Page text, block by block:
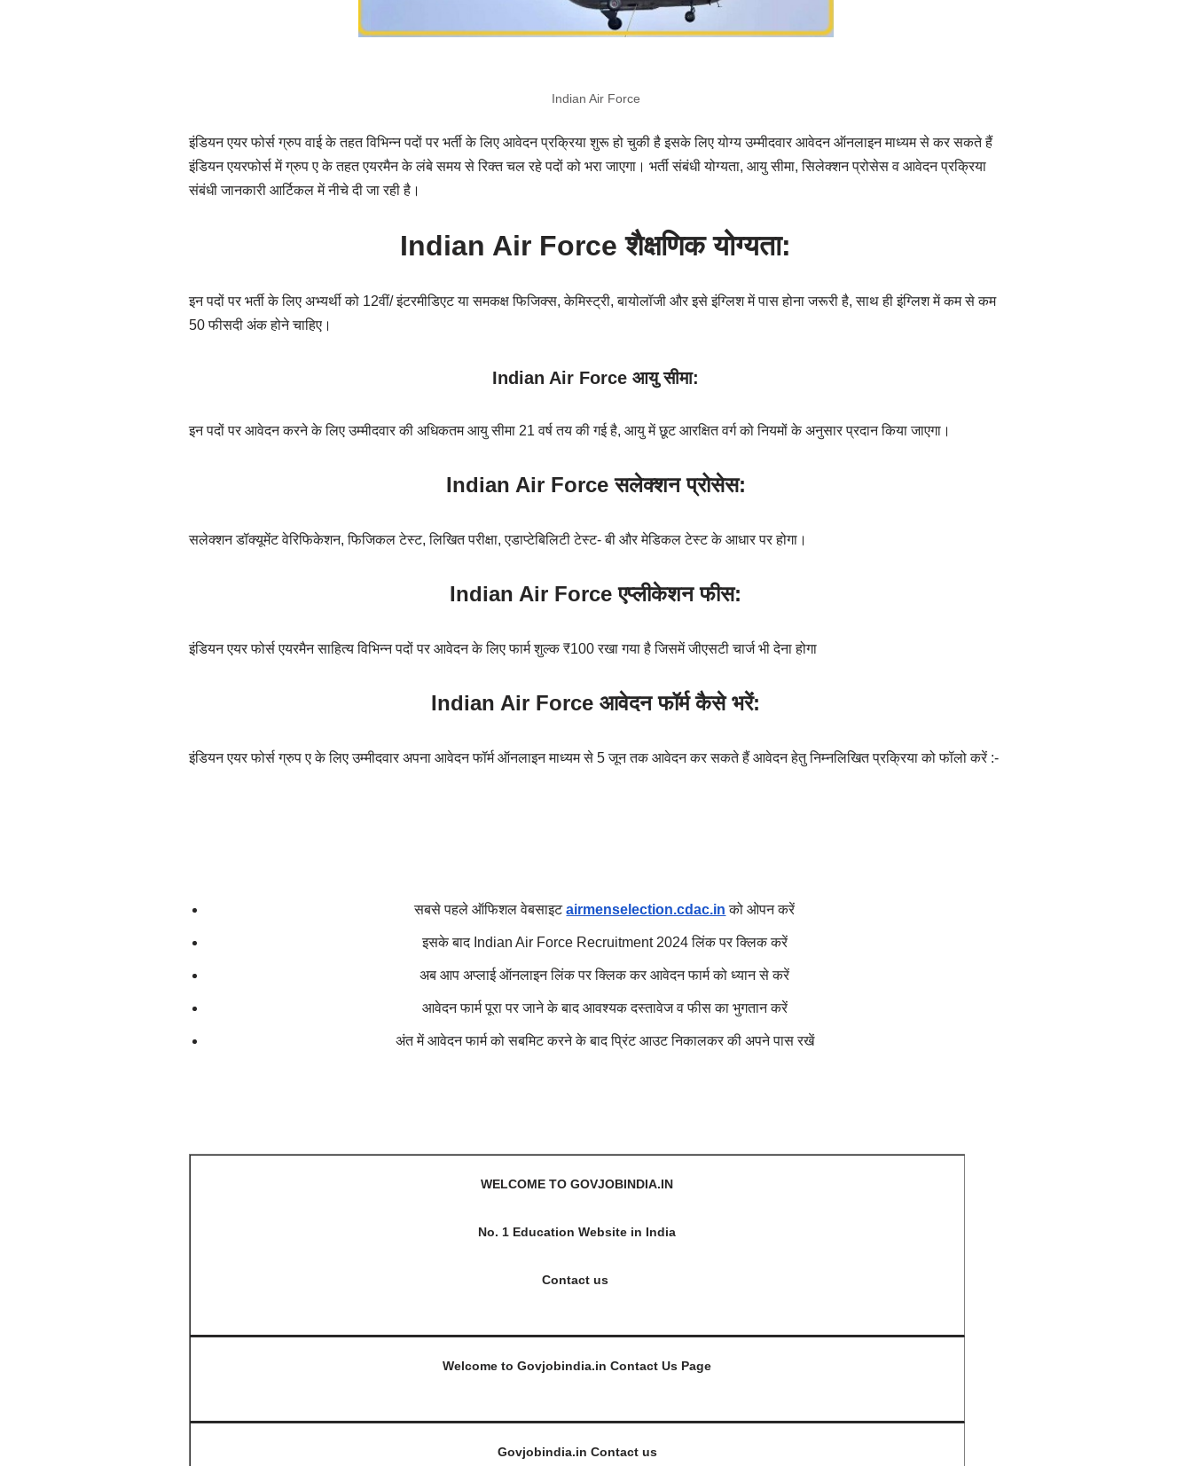
Indian Air Force
इंडियन एयर फोर्स ग्रुप वाई के तहत विभिन्न पदों पर भर्ती के लिए आवेदन प्रक्रिया शुरू हो चुकी है इसके लिए योग्य उम्मीदवार आवेदन ऑनलाइन माध्यम से कर सकते हैं
इंडियन एयरफोर्स में ग्रुप ए के तहत एयरमैन के लंबे समय से रिक्त चल रहे पदों को भरा जाएगा। भर्ती संबंधी योग्यता, आयु सीमा, सिलेक्शन प्रोसेस व आवेदन प्रक्रिया
संबंधी जानकारी आर्टिकल में नीचे दी जा रही है।
Indian Air Force शैक्षणिक योग्यता:
इन पदों पर भर्ती के लिए अभ्यर्थी को 12वीं/ इंटरमीडिएट या समकक्ष फिजिक्स, केमिस्ट्री, बायोलॉजी और इसे इंग्लिश में पास होना जरूरी है, साथ ही इंग्लिश में कम से कम
50 फीसदी अंक होने चाहिए।
Indian Air Force आयु सीमा:
इन पदों पर आवेदन करने के लिए उम्मीदवार की अधिकतम आयु सीमा 21 वर्ष तय की गई है, आयु में छूट आरक्षित वर्ग को नियमों के अनुसार प्रदान किया जाएगा।
Indian Air Force सलेक्शन प्रोसेस:
सलेक्शन डॉक्यूमेंट वेरिफिकेशन, फिजिकल टेस्ट, लिखित परीक्षा, एडाप्टेबिलिटी टेस्ट- बी और मेडिकल टेस्ट के आधार पर होगा।
Indian Air Force एप्लीकेशन फीस:
इंडियन एयर फोर्स एयरमैन साहित्य विभिन्न पदों पर आवेदन के लिए फार्म शुल्क ₹100 रखा गया है जिसमें जीएसटी चार्ज भी देना होगा
Indian Air Force आवेदन फॉर्म कैसे भरें:
इंडियन एयर फोर्स ग्रुप ए के लिए उम्मीदवार अपना आवेदन फॉर्म ऑनलाइन माध्यम से 5 जून तक आवेदन कर सकते हैं आवेदन हेतु निम्नलिखित प्रक्रिया को फॉलो करें :-
सबसे पहले ऑफिशल वेबसाइटairmenselection.cdac.in को ओपन करें
इसके बाद Indian Air Force Recruitment 2024 लिंक पर क्लिक करें
अब आप अप्लाई ऑनलाइन लिंक पर क्लिक कर आवेदन फार्म को ध्यान से करें
आवेदन फार्म पूरा पर जाने के बाद आवश्यक दस्तावेज व फीस का भुगतान करें
अंत में आवेदन फार्म को सबमिट करने के बाद प्रिंट आउट निकालकर की अपने पास रखें
WELCOME TO GOVJOBINDIA.IN
No. 1 Education Website in India
Contact us
Welcome to Govjobindia.in Contact Us Page
Govjobindia.in Contact us